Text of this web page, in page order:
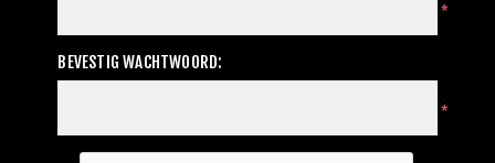
*
BEVESTIG WACHTWOORD:
*